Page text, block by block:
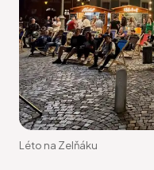
Léto na Zelňáku